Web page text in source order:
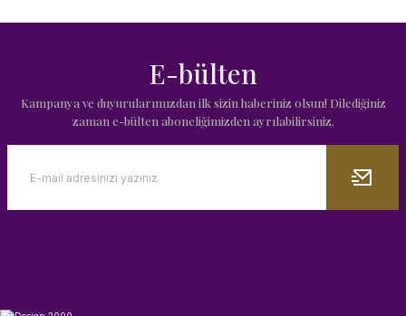
E-bülten
Kampanya ve duyurularımızdan ilk sizin haberiniz olsun! Dilediğiniz
zaman e-bülten aboneliğimizden ayrılabilirsiniz.